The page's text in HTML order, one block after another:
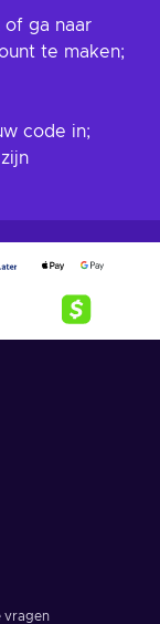
of ga naar
te maken;
code in;
vragen